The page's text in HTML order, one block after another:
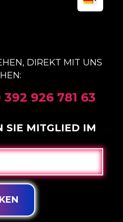
DIREKT MIT UNS
392 926 781 63
SIE MITGLIED IM